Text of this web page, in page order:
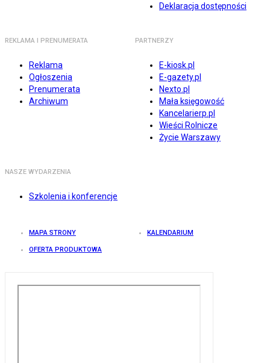
Deklaracja dostępności
REKLAMA I PRENUMERATA
Reklama
Ogłoszenia
Prenumerata
Archiwum
PARTNERZY
E-kiosk.pl
E-gazety.pl
Nexto.pl
Mała księgowość
Kancelarierp.pl
Wieści Rolnicze
Życie Warszawy
NASZE WYDARZENIA
Szkolenia i konferencje
MAPA STRONY KALENDARIUM
OFERTA PRODUKTOWA